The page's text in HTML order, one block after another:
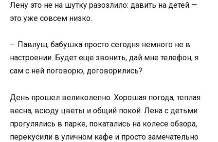
Лену это не на шутку разозлило: давить на детей —
это уже совсем низко.
— Павлуш, бабушка просто сегодня немного не в
настроении. Будет еще звонить, дай мне телефон, я
сам с ней поговорю, договорились?
День прошел великолепно. Хорошая погода, теплая
весна, всюду цветы и общий покой. Лена с детьми
прогулялись в парке, покатались на колесе обзора,
перекусили в уличном кафе и просто замечательно